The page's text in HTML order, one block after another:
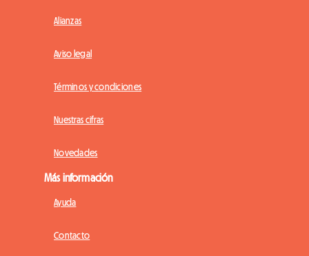
Alianzas
Aviso legal
Términos y condiciones
Nuestras cifras
Novedades
Más información
Ayuda
Contacto